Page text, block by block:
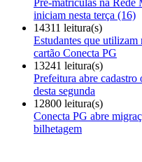
iniciam nesta terça (16)
14311 leitura(s)
Estudantes que utilizam
cartão Conecta PG
13241 leitura(s)
Prefeitura abre cadastro
desta segunda
12800 leitura(s)
Conecta PG abre
bilhetagem